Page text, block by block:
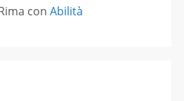
con Abilità